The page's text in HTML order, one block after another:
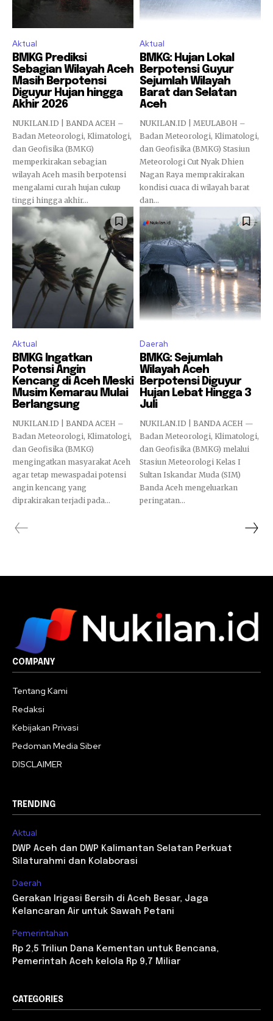
Aktual
BMKG Prediksi
Sebagian Wilayah Aceh
Masih Berpotensi
Diguyur Hujan hingga
Akhir 2026
NUKILAN.ID | BANDA ACEH –
Badan Meteorologi, Klimatologi,
dan Geofisika (BMKG)
memperkirakan sebagian
wilayah Aceh masih berpotensi
mengalami curah hujan cukup
tinggi hingga akhir...
Aktual
BMKG: Hujan Lokal
Berpotensi Guyur
Sejumlah Wilayah
Barat dan Selatan
Aceh
NUKILAN.ID | MEULABOH –
Badan Meteorologi, Klimatologi,
dan Geofisika (BMKG) Stasiun
Meteorologi Cut Nyak Dhien
Nagan Raya memprakirakan
kondisi cuaca di wilayah barat
dan...
Aktual
BMKG Ingatkan
Potensi Angin
Kencang di Aceh Meski
Musim Kemarau Mulai
Berlangsung
NUKILAN.ID | BANDA ACEH –
Badan Meteorologi, Klimatologi,
dan Geofisika (BMKG)
mengingatkan masyarakat Aceh
agar tetap mewaspadai potensi
angin kencang yang
diprakirakan terjadi pada...
Daerah
BMKG: Sejumlah
Wilayah Aceh
Berpotensi Diguyur
Hujan Lebat Hingga 3
Juli
NUKILAN.ID | BANDA ACEH —
Badan Meteorologi, Klimatologi,
dan Geofisika (BMKG) melalui
Stasiun Meteorologi Kelas I
Sultan Iskandar Muda (SIM)
Banda Aceh mengeluarkan
peringatan...
COMPANY
Tentang Kami
Redaksi
Kebijakan Privasi
Pedoman Media Siber
DISCLAIMER
TRENDING
Aktual
DWP Aceh dan DWP Kalimantan Selatan Perkuat
Silaturahmi dan Kolaborasi
Daerah
Gerakan Irigasi Bersih di Aceh Besar, Jaga
Kelancaran Air untuk Sawah Petani
Pemerintahan
Rp 2,5 Triliun Dana Kementan untuk Bencana,
Pemerintah Aceh kelola Rp 9,7 Miliar
CATEGORIES